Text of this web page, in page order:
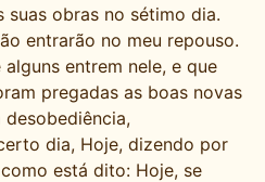
suas obras no sétimo dia.
entrarão no meu repouso.
entrem nele, e que
pregadas as boas novas
dia, Hoje, dizendo por
está dito: Hoje, se